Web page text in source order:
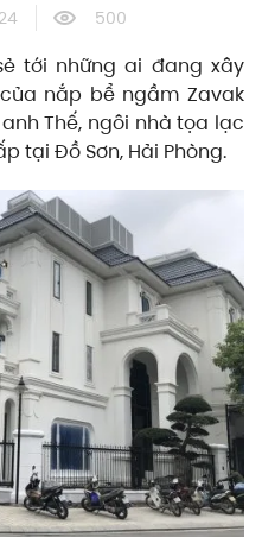
500
tới những ai đang xây
nắp bể ngầm Zavak
Thế, ngôi nhà tọa lạc
tại Đồ Sơn, Hải Phòng.